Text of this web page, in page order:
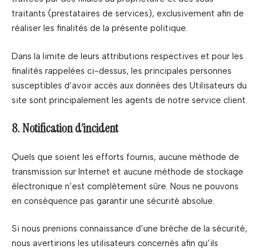
traitants (prestataires de services), exclusivement afin de
réaliser les finalités de la présente politique.
Dans la limite de leurs attributions respectives et pour les
finalités rappelées ci-dessus, les principales personnes
susceptibles d’avoir accès aux données des Utilisateurs du
site sont principalement les agents de notre service client.
8. Notification d’incident
Quels que soient les efforts fournis, aucune méthode de
transmission sur Internet et aucune méthode de stockage
électronique n’est complètement sûre. Nous ne pouvons
en conséquence pas garantir une sécurité absolue.
Si nous prenions connaissance d’une brèche de la sécurité,
nous avertirions les utilisateurs concernés afin qu’ils